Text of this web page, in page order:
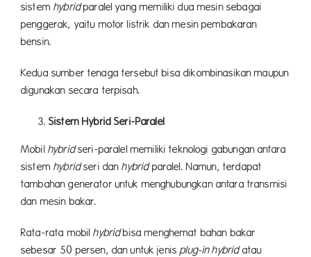
sistemhybridparalel yang memiliki dua mesin sebagai
penggerak, yaitu motor listrik dan mesin pembakaran
bensin.
Kedua sumber tenaga tersebut bisa dikombinasikan maupun
digunakan secara terpisah.
Sistem Hybrid Seri-Paralel
Mobil hybridseri-paralel memiliki teknologi gabungan antara
sistemhybridseri danhybridparalel. Namun, terdapat
tambahan generator untuk menghubungkan antara transmisi
dan mesin bakar.
Rata-rata mobilhybridbisa menghemat bahan bakar
sebesar 50 persen, dan untuk jenisplug-in hybridatau